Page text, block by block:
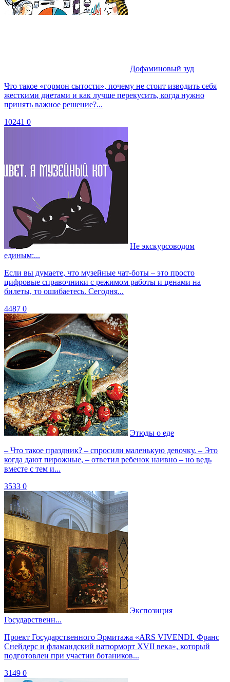
Дофаминовый зуд
Что такое «гормон сытости», почему не стоит изводить себя
жесткими диетами и как лучше перекусить, когда нужно
принять важное решение?...
10241 0
Не экскурсоводом
единым:...
Если вы думаете, что музейные чат-боты – это просто
цифровые справочники с режимом работы и ценами на
билеты, то ошибаетесь. Сегодня...
4487 0
Этюды о еде
– Что такое праздник? – спросили маленькую девочку. – Это
когда дают пирожные, – ответил ребенок наивно – но ведь
вместе с тем и...
3533 0
Экспозиция
Государственн...
Проект Государственного Эрмитажа «ARS VIVENDI. Франс
Снейдерс и фламандский натюрморт XVII века», который
подготовлен при участии ботаников...
3149 0